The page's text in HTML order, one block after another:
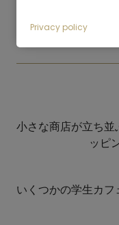
小さな商店が立ち並
ッピ
いくつかの学生カ
Privacy policy